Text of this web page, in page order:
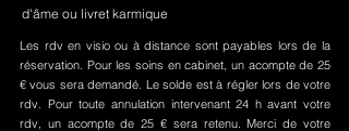
d'âme ou livret karmique
Les rdv en visio ou à distance sont payables lors de la
réservation. Pour les soins en cabinet, un acompte de 25
€ vous sera demandé. Le solde est à régler lors de votre
rdv. Pour toute annulation intervenant 24 h avant votre
rdv, un acompte de 25 € sera retenu. Merci de votre